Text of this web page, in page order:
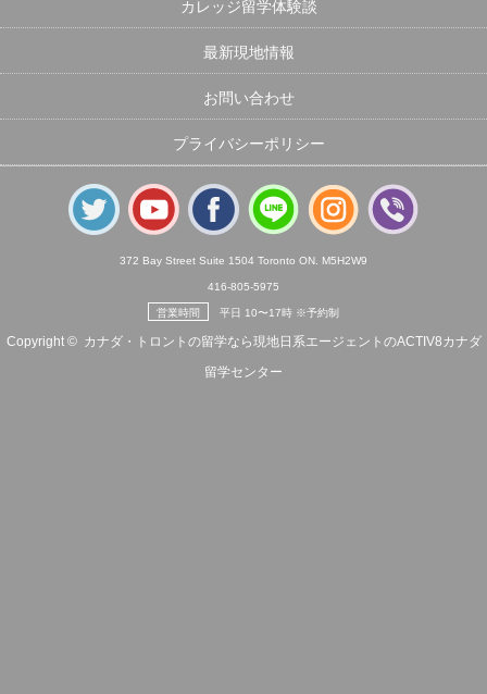
カレッジ留学体験談
最新現地情報
お問い合わせ
プライバシーポリシー
372 Bay Street Suite 1504 Toronto ON. M5H2W9
416-805-5975
営業時間 平日 10〜17時 ※予約制
Copyright © カナダ・トロントの留学なら現地日系エージェントのACTIV8カナダ
留学センター